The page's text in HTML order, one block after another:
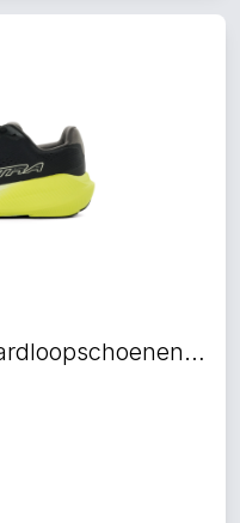
Altra Experience Flow hardloopschoenen zwart